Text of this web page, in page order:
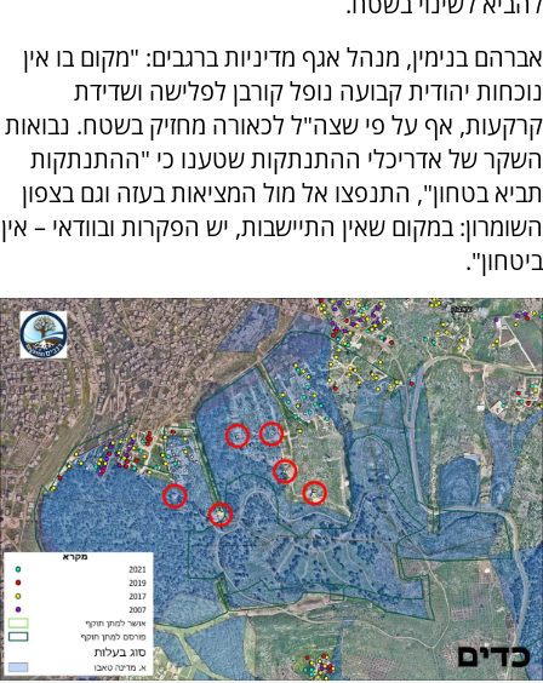
אברהם בנימין, מנהל אגף מדיניות ברגבים: "מקום בו אין
נוכחות יהודית קבועה נופל קורבן לפלישה ושדידת
קרקעות, אף על פי שצה"ל לכאורה מחזיק בשטח. נבואות
השקר של אדריכלי ההתנתקות שטענו כי "ההתנתקות
תביא בטחון", התנפצו אל מול המציאות בעזה וגם בצפון
השומרון: במקום שאין התיישבות, יש הפקרות ובוודאי – אין
ביטחון".